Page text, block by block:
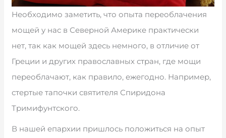
Необходимо заметить, что опыта переоблачения
мощей у нас в Северной Америке практически
нет, так как мощей здесь немного, в отличие от
Греции и других православных стран, где мощи
переоблачают, как правило, ежегодно. Например,
стертые тапочки святителя Спиридона
Тримифунтского.
В нашей епархии пришлось положиться на опыт